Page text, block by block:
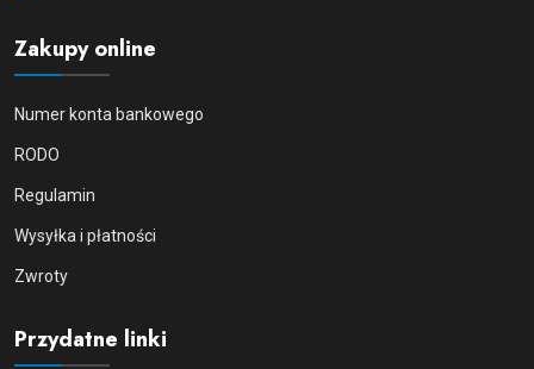
Zakupy online
Numer konta bankowego
RODO
Regulamin
Wysyłka i płatności
Zwroty
Przydatne linki